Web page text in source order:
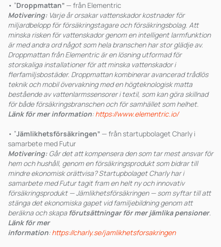
• ”Droppmattan” — från Elementric
Motivering: Varje år orsakar vattenskador kostnader för
miljardbelopp för försäkringstagare och försäkringsbolag. Att
minska risken för vattenskador genom en intelligent larmfunktion
är med andra ord något som hela branschen har stor glädje av.
Droppmattan från Elementric är en lösning utformad för
storskaliga installationer för att minska vattenskador i
flerfamiljsbostäder. Droppmattan kombinerar avancerad trådlös
teknik och mobil övervakning med en högteknologisk matta
bestående av vattenlarmssensorer i textil, som kan göra skillnad
för både försäkringsbranschen och för samhället som helhet.
Länk för mer information: https://www.elementric.io/
• ”Jämlikhetsförsäkringen” — från startupbolaget Charly i
samarbete med Futur
Motivering: Går det att kompensera den som tar mest ansvar för
hem och hushåll, genom en försäkringsprodukt som bidrar till
mindre ekonomisk orättvisa? Startupbolaget Charly har i
samarbete med Futur tagit fram en helt ny och innovativ
försäkringsprodukt — Jämlikhetsförsäkringen — som syftar till att
stänga det ekonomiska gapet vid familjebildning genom att
beräkna och skapaförutsättningar för mer jämlika pensioner.
Länk för mer
information: https://charly.se/jamlikhetsforsakringen